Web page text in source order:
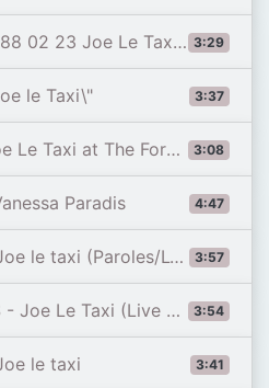
3:29
Le Taxi 1st UK TV @ The Roxy
3:37
le Taxi\"
3:08
at The Forum 21 6 14
4:47
Paradis
3:57
le taxi (Paroles/Lyrics)
3:54
(Live By Rete 4 TV Italy)
3:41
le taxi